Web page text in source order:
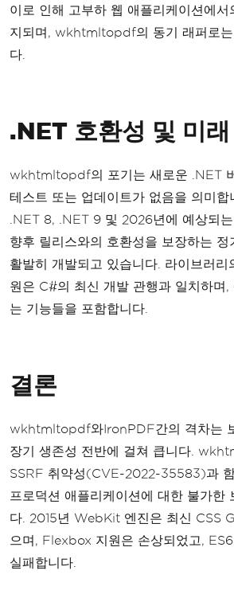
이로 인해 고부하 웹 애플리케이션에
지되며, wkhtmltopdf의 동기 래퍼로는
다.
.NET 호환성 및 미래
wkhtmltopdf의 포기는 새로운 .NET
테스트 또는 업데이트가 없음을 의미
.NET 8, .NET 9 및 2026년에 예상되
향후 릴리스와의 호환성을 보장하는 정
활발히 개발되고 있습니다. 라이브러
원은 C#의 최신 개발 관행과 일치하며,
는 기능들을 포함합니다.
결론
wkhtmltopdf와IronPDF간의 격차는
장기 생존성 전반에 걸쳐 큽니다.
SSRF 취약성(CVE-2022-35583)과
프로덕션 애플리케이션에 대한 불가한
다. 2015년 WebKit 엔진은 최신 CSS
으며, Flexbox 지원은 손상되었고,
실패합니다.